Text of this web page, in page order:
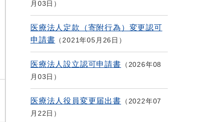
月03日
医療法人定款（寄附行為）変更認可
申請書
2021年05月26日
医療法人設立認可申請書
2026年08
月03日
医療法人役員変更届出書
2022年07
月22日